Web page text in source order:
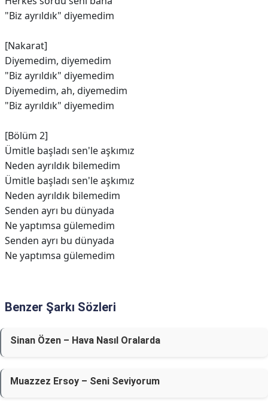
"Biz ayrıldık" diyemedim
[Nakarat]
Diyemedim, diyemedim
"Biz ayrıldık" diyemedim
Diyemedim, ah, diyemedim
"Biz ayrıldık" diyemedim
[Bölüm 2]
Ümitle başladı sen'le aşkımız
Neden ayrıldık bilemedim
Ümitle başladı sen'le aşkımız
Neden ayrıldık bilemedim
Senden ayrı bu dünyada
Ne yaptımsa gülemedim
Senden ayrı bu dünyada
Ne yaptımsa gülemedim
Benzer Şarkı Sözleri
Sinan Özen – Hava Nasıl Oralarda
Muazzez Ersoy – Seni Seviyorum